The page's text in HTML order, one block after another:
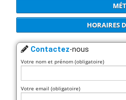
HORAIRES
Contactez-nous
Votre nom et prénom (obligatoire)
Votre email (obligatoire)